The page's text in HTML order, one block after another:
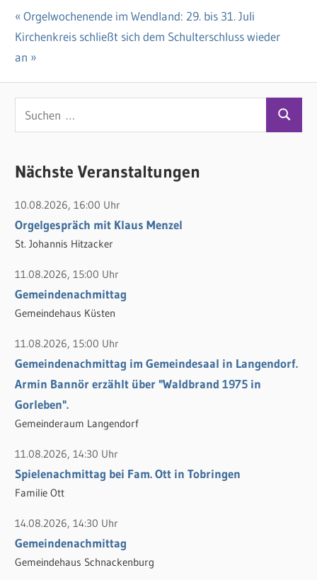
Beitragsnavigation
Vorheriger
Beitrag:
Orgelwochenende im Wendland: 29. bis 31. Juli
Nächster
Beitrag:
Kirchenkreis schließt sich dem Schulterschluss wieder
an
u
h
n
n
a
c
h
:
Nächste Veranstaltungen
10.08.2026, 16:00 Uhr
Orgelgespräch mit Klaus Menzel
St. Johannis Hitzacker
11.08.2026, 15:00 Uhr
Gemeindenachmittag
Gemeindehaus Küsten
11.08.2026, 15:00 Uhr
Gemeindenachmittag im Gemeindesaal in Langendorf.
Armin Bannör erzählt über "Waldbrand 1975 in
Gorleben".
Gemeinderaum Langendorf
11.08.2026, 14:30 Uhr
Spielenachmittag bei Fam. Ott in Tobringen
Familie Ott
14.08.2026, 14:30 Uhr
Gemeindenachmittag
Gemeindehaus Schnackenburg